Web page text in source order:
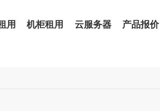
用 机柜租用 云服务器 产品报价